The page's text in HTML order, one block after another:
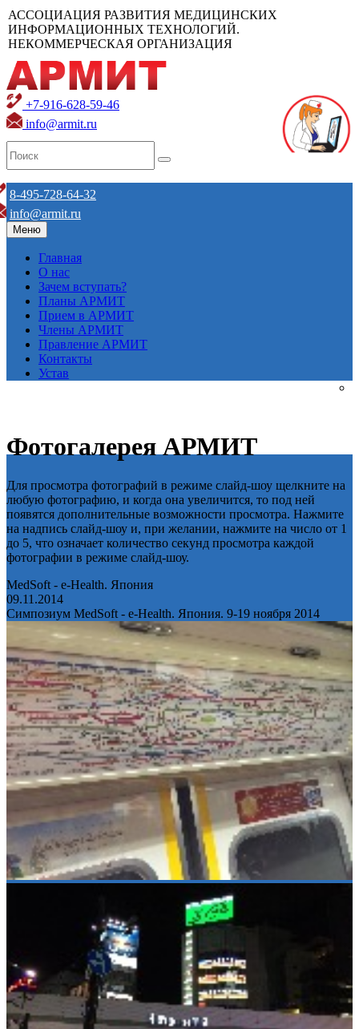
АССОЦИАЦИЯ РАЗВИТИЯ МЕДИЦИНСКИХ
ИНФОРМАЦИОННЫХ ТЕХНОЛОГИЙ.
НЕКОММЕРЧЕСКАЯ ОРГАНИЗАЦИЯ
+7-916-628-59-46
info@armit.ru
8-495-728-64-32
info@armit.ru
Меню
Главная
О нас
Зачем вступать?
Планы АРМИТ
Прием в АРМИТ
Члены АРМИТ
Правление АРМИТ
Контакты
Устав
Фотогалерея АРМИТ
Для просмотра фотографий в режиме слайд-шоу щелкните на
любую фотографию, и когда она увеличится, то под ней
появятся дополнительные возможности просмотра. Нажмите
на надпись слайд-шоу и, при желании, нажмите на число от 1
до 5, что означает количество секунд просмотра каждой
фотографии в режиме слайд-шоу.
MedSoft - e-Health. Япония
09.11.2014
Симпозиум MedSoft - e-Health. Япония. 9-19 ноября 2014